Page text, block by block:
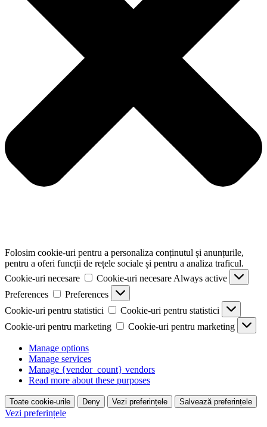
Folosim cookie-uri pentru a personaliza conținutul și anunțurile,
pentru a oferi funcții de rețele sociale și pentru a analiza traficul.
Cookie-uri necesare
Cookie-uri necesare Always active
Preferences
Preferences
Cookie-uri pentru statistici
Cookie-uri pentru statistici
Cookie-uri pentru marketing
Cookie-uri pentru marketing
Manage options
Manage services
Manage {vendor_count} vendors
Read more about these purposes
Toate cookie-urile Deny Vezi preferințele Salvează preferințele
Vezi preferințele